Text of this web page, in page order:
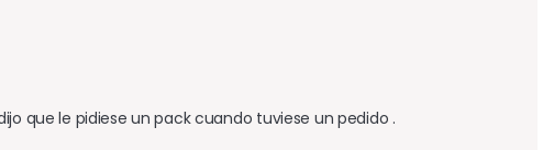
que le pidiese un pack cuando tuviese un pedido .